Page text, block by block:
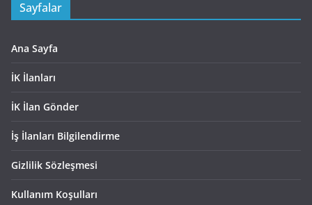
Sayfalar
Ana Sayfa
İK İlanları
İK İlan Gönder
İş İlanları Bilgilendirme
Gizlilik Sözleşmesi
Kullanım Koşulları